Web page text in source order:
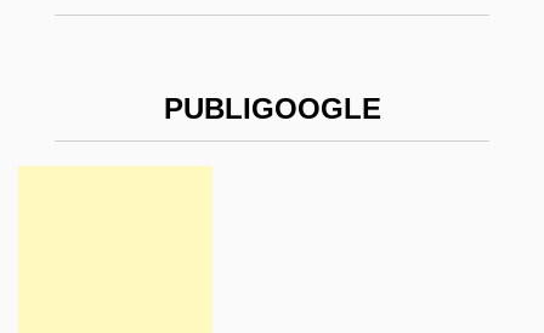
PUBLIGOOGLE